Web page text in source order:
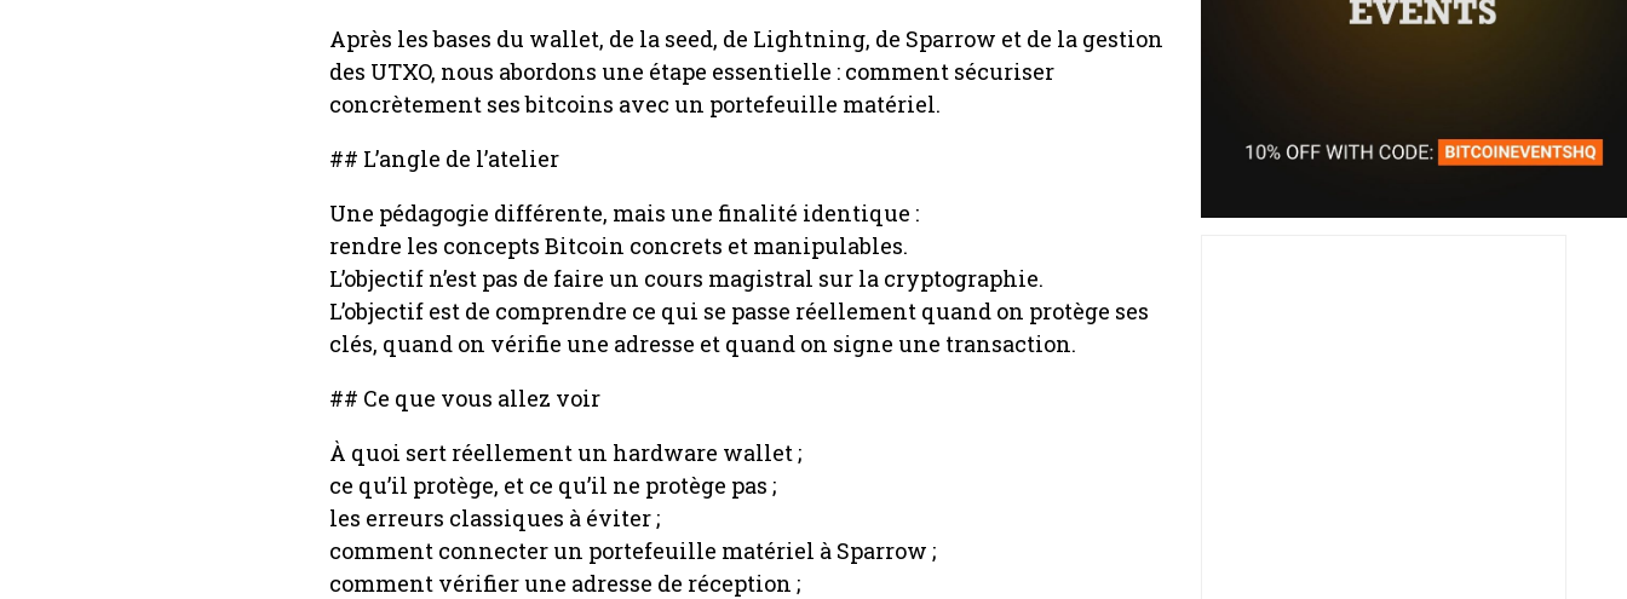
Après les bases du wallet, de la seed, de Lightning, de Sparrow et de la gestion
des UTXO, nous abordons une étape essentielle : comment sécuriser
concrètement ses bitcoins avec un portefeuille matériel.
## L’angle de l’atelier
Une pédagogie différente, mais une finalité identique :
rendre les concepts Bitcoin concrets et manipulables.
L’objectif n’est pas de faire un cours magistral sur la cryptographie.
L’objectif est de comprendre ce qui se passe réellement quand on protège ses
clés, quand on vérifie une adresse et quand on signe une transaction.
## Ce que vous allez voir
À quoi sert réellement un hardware wallet ;
ce qu’il protège, et ce qu’il ne protège pas ;
les erreurs classiques à éviter ;
comment connecter un portefeuille matériel à Sparrow ;
comment vérifier une adresse de réception ;